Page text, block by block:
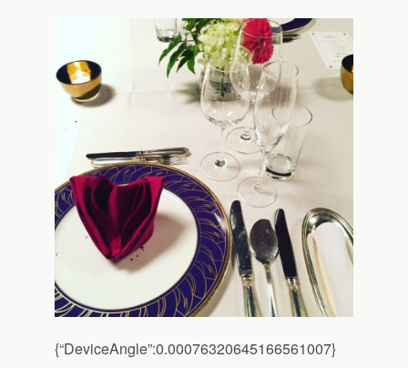
{“DeviceAngle”:0.00076320645166561007}